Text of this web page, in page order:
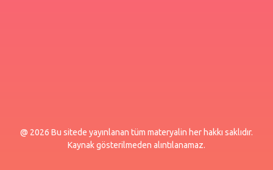
@ 2026 Bu sitede yayınlanan tüm materyalin her hakkı saklıdır.
Kaynak gösterilmeden alıntılanamaz.